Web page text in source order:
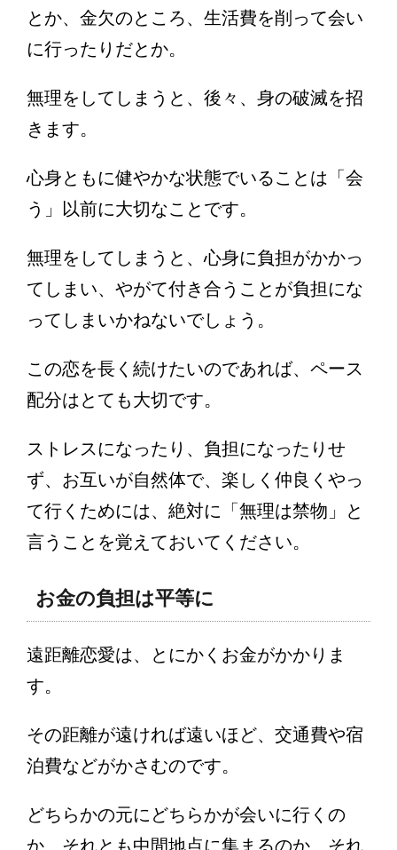
とか、金欠のところ、生活費を削って会い
に行ったりだとか。
無理をしてしまうと、後々、身の破滅を招
きます。
心身ともに健やかな状態でいることは「会
う」以前に大切なことです。
無理をしてしまうと、心身に負担がかかっ
てしまい、やがて付き合うことが負担にな
ってしまいかねないでしょう。
この恋を長く続けたいのであれば、ペース
配分はとても大切です。
ストレスになったり、負担になったりせ
ず、お互いが自然体で、楽しく仲良くやっ
て行くためには、絶対に「無理は禁物」と
言うことを覚えておいてください。
お金の負担は平等に
遠距離恋愛は、とにかくお金がかかりま
す。
その距離が遠ければ遠いほど、交通費や宿
泊費などがかさむのです。
どちらかの元にどちらかが会いに行くの